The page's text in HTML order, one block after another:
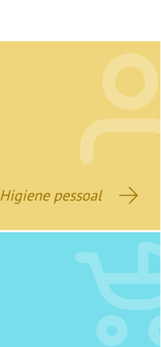
Higiene pessoal